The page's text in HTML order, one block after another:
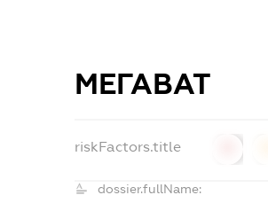
МЕГАВАТ
riskFactors.title
dossier.fullName: